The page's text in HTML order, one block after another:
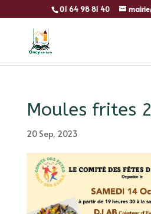
01 64 98 81 40
Moules frites
20 Sep, 2023